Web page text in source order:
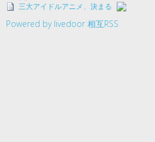
三大アイドルアニメ、決まる
Powered by livedoor 相互RSS